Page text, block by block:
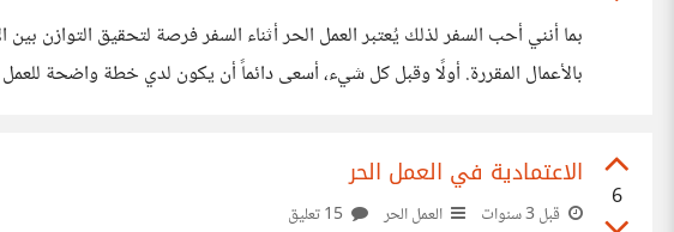
بما أنني أحب السفر لذلك يُعتبر العمل الحر أثناء السفر فرصة لتحقيق التوازن
بالأعمال المقررة. أولًا وقبل كل شيء، أسعى دائماً أن يكون لدي خطة واضحة
6
الاعتمادية في العمل الحر
قبل 3 سنوات العمل الحر